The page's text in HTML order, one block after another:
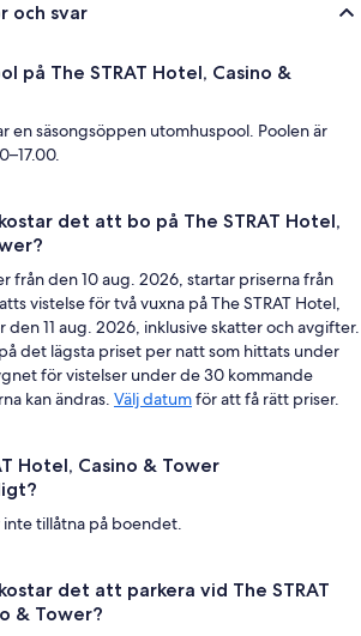
och svar
på The STRAT Hotel, Casino &
en säsongsöppen utomhuspool. Poolen är
det att bo på The STRAT Hotel,
från den 10 aug. 2026, startar priserna från
vistelse för två vuxna på The STRAT Hotel,
den 11 aug. 2026, inklusive skatter och avgifter.
det lägsta priset per natt som hittats under
för vistelser under de 30 kommande
kan ändras. Välj datumför att få rätt priser.
Hotel, Casino & Tower
inte tillåtna på boendet.
det att parkera vid The STRAT
& Tower?